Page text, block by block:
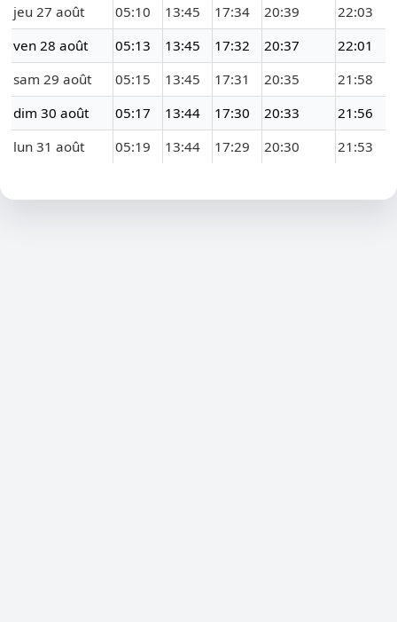
jeu 27 août 05:10 13:45 17:34 20:39
22:03
ven 28 août
05:13 13:45 17:32 20:37
22:01
sam 29 août
05:15 13:45 17:31 20:35
21:58
dim 30 août
05:17 13:44 17:30 20:33
21:56
lun 31 août
05:19 13:44 17:29 20:30 21:53